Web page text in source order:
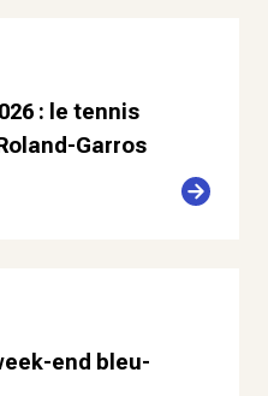
: le tennis
Garros
end bleu-